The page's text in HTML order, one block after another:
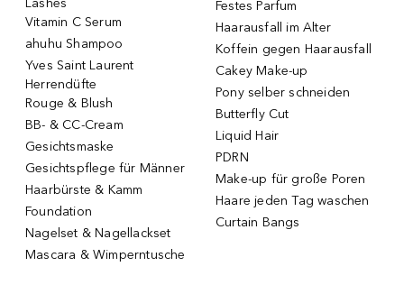
Lashes
Vitamin C Serum
ahuhu Shampoo
Yves Saint Laurent
Herrendüfte
Rouge & Blush
BB- & CC-Cream
Gesichtsmaske
Gesichtspflege für Männer
Haarbürste & Kamm
Foundation
Nagelset & Nagellackset
Mascara & Wimperntusche
Festes Parfum
Haarausfall im Alter
Koffein gegen Haarausfall
Cakey Make-up
Pony selber schneiden
Butterfly Cut
Liquid Hair
PDRN
Make-up für große Poren
Haare jeden Tag waschen
Curtain Bangs